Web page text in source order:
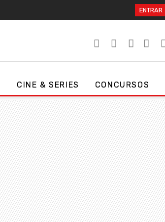
ENTRAR
CINE & SERIES CONCURSOS